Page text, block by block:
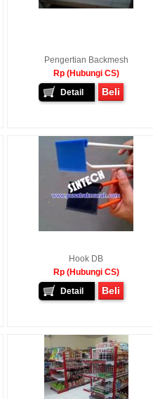
Pengertian Backmesh
Rp (Hubungi CS)
Detail
Beli
Hook DB
Rp (Hubungi CS)
Detail
Beli